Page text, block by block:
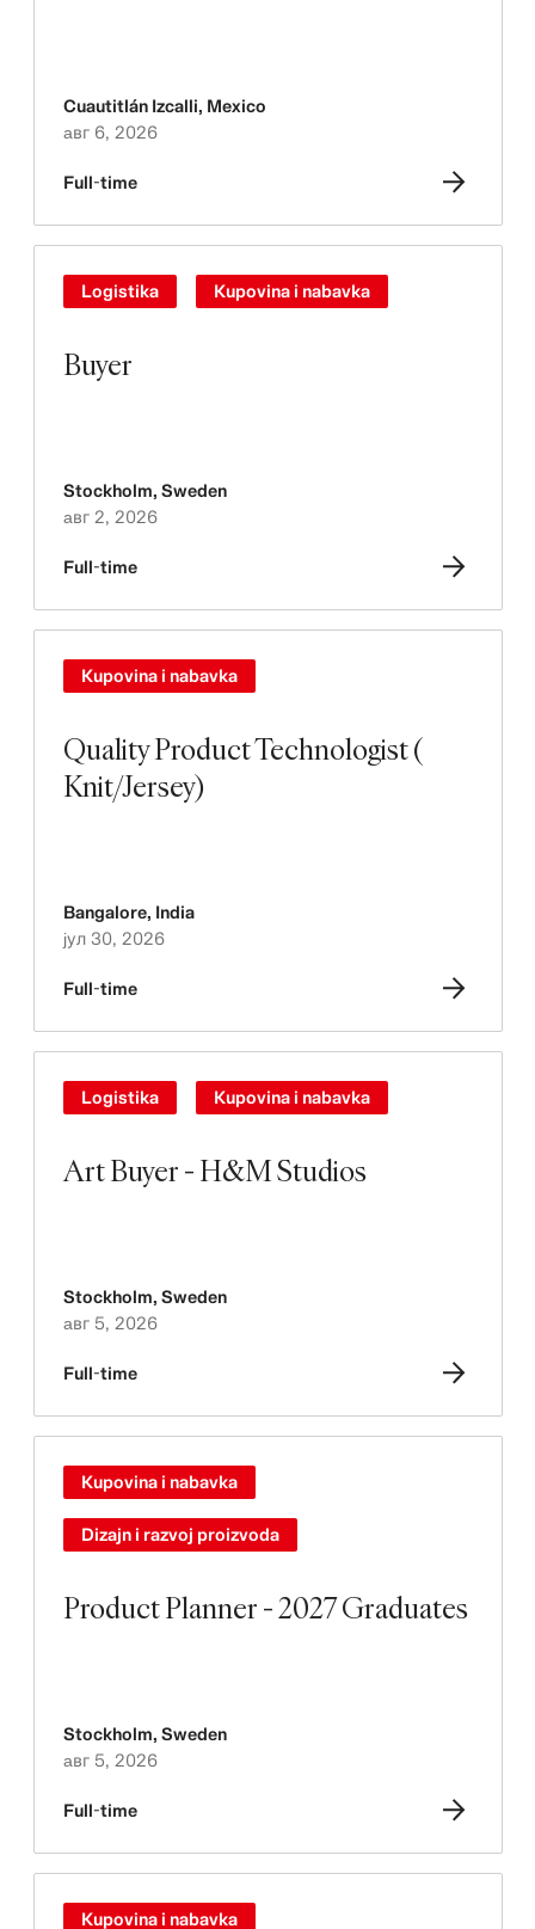
Cuautitlán Izcalli, Mexico
авг 6, 2026
Full-time
Buyer
Logistika Kupovina i nabavka
Stockholm, Sweden
авг 2, 2026
Full-time
Quality Product Technologist (
Knit/Jersey)
Kupovina i nabavka
Bangalore, India
јул 30, 2026
Full-time
Art Buyer - H&M Studios
Logistika Kupovina i nabavka
Stockholm, Sweden
авг 5, 2026
Full-time
Product Planner - 2027 Graduates
Kupovina i nabavka
Dizajn i razvoj proizvoda
Stockholm, Sweden
авг 5, 2026
Full-time
Kupovina i nabavka